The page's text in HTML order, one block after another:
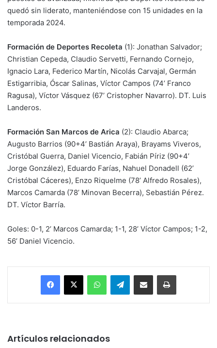
quedó sin liderato, manteniéndose con 15 unidades en la
temporada 2024.
Formación de Deportes Recoleta (1): Jonathan Salvador;
Christian Cepeda, Claudio Servetti, Fernando Cornejo,
Ignacio Lara, Federico Martín, Nicolás Carvajal, Germán
Estigarribia, Óscar Salinas, Víctor Campos (74’ Franco
Ragusa), Víctor Vásquez (67’ Cristopher Navarro). DT. Luis
Landeros.
Formación San Marcos de Arica (2): Claudio Abarca;
Augusto Barrios (90+4’ Bastián Araya), Brayams Viveros,
Cristóbal Guerra, Daniel Vicencio, Fabián Píriz (90+4’
Jorge González), Eduardo Farías, Nahuel Donadell (62’
Cristóbal Cáceres), Enzo Riquelme (78’ Alfredo Rosales),
Marcos Camarda (78’ Minovan Becerra), Sebastián Pérez.
DT. Víctor Barría.
Goles: 0-1, 2’ Marcos Camarda; 1-1, 28’ Víctor Campos; 1-2,
56’ Daniel Vicencio.
Facebook
X WhatsAppTelegramEnviar vía email Imprimir
Artículos relacionados